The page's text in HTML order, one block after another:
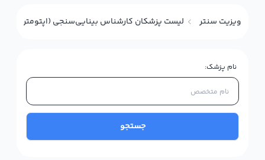
ویزیت سنتر لیست پزشکان کارشناس بینایی‌سنجی (اپتومتری) در
نام پزشک:
جستجو